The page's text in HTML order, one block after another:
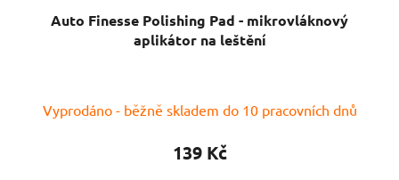
Auto Finesse Polishing Pad - mikrovláknový
aplikátor na leštění
hodnocení
produktu
Vyprodáno - běžně skladem do 10 pracovních dnů
139 Kč